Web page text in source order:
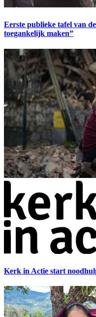
Eerste publieke tafel van
toegankelijk maken”
Kerk in Actie start